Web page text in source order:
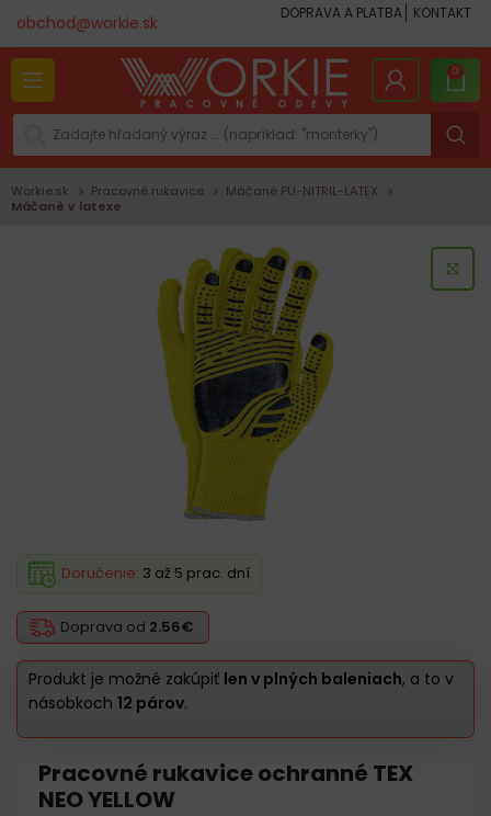
obchod@workie.sk DOPRAVA A PLATBA KONTAKT
0
Workie.sk Pracovné rukavice
Máčané PU-NITRIL-LATEX
Máčané v latexe
Pracovné rukavice ochranné TEX
NEO YELLOW
Doprava od 2.56€
Doručenie: 3 až 5 prac. dní
Produkt je možné zakúpiť len v plných baleniach, a to v
násobkoch 12 párov.